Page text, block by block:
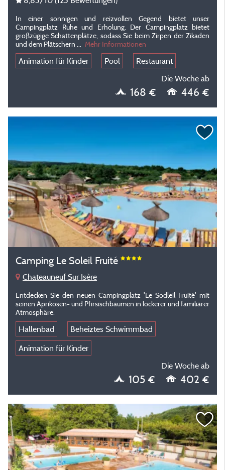
In einer sonnigen und reizvollen Gegend bietet unser
Campingplatz Ruhe und Erholung.
Der Campingplatz bietet
großzügige Schattenplätze, sodass Sie beim Zirpen der Zikaden
und dem Plätschern
Mehr Informationen
Animation für Kinder Pool
Restaurant
Die Woche ab
168 € 446 €
Camping Le Soleil Fruité
Chateauneuf Sur Isère
Entdecken Sie den neuen Campingplatz 'Le Sodleil Fruité' mit
seinen Aprikosen- und Pfirsischbäumen in lockerer und familiärer
Atmosphäre.
Hallenbad
Beheiztes Schwimmbad
Animation für Kinder
Die Woche ab
105 € 402 €